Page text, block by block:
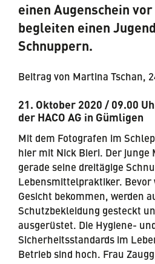
einen Augenschein vor
begleiten einen
Schnuppern.
Beitrag von Martina Tschan,
21. Oktober 2020 / 09.00
der HACO AG in Gümligen
Mit dem Fotografen im
hier mit Nick Bieri. Der junge
gerade seine dreitägige
Lebensmittelpraktiker. Bevor
Gesicht bekommen, werden
Schutzbekleidung gesteckt
ausgerüstet. Die Hygiene- und
Sicherheitsstandards im
Betrieb sind hoch. Frau